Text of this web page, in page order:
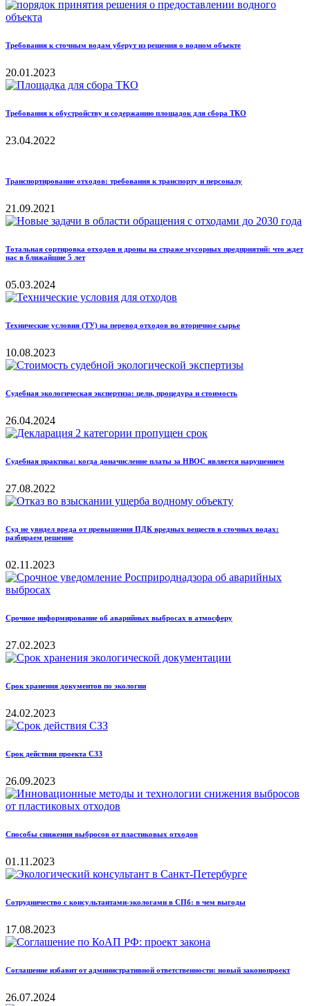
Требования к сточным водам уберут из решения о водном объекте
20.01.2023
Требования к обустройству и содержанию площадок для сбора ТКО
23.04.2022
Транспортирование отходов: требования к транспорту и персоналу
21.09.2021
Тотальная сортировка отходов и дроны на страже мусорных предприятий: что ждет
нас в ближайшие 5 лет
05.03.2024
Технические условия (ТУ) на перевод отходов во вторичное сырье
10.08.2023
Судебная экологическая экспертиза: цели, процедура и стоимость
26.04.2024
Судебная практика: когда доначисление платы за НВОС является нарушением
27.08.2022
Суд не увидел вреда от превышения ПДК вредных веществ в сточных водах:
разбираем решение
02.11.2023
Срочное информирование об аварийных выбросах в атмосферу
27.02.2023
Срок хранения документов по экологии
24.02.2023
Срок действия проекта СЗЗ
26.09.2023
Способы снижения выбросов от пластиковых отходов
01.11.2023
Сотрудничество с консультантами-экологами в СПб: в чем выгоды
17.08.2023
Соглашение избавит от административной ответственности: новый законопроект
26.07.2024